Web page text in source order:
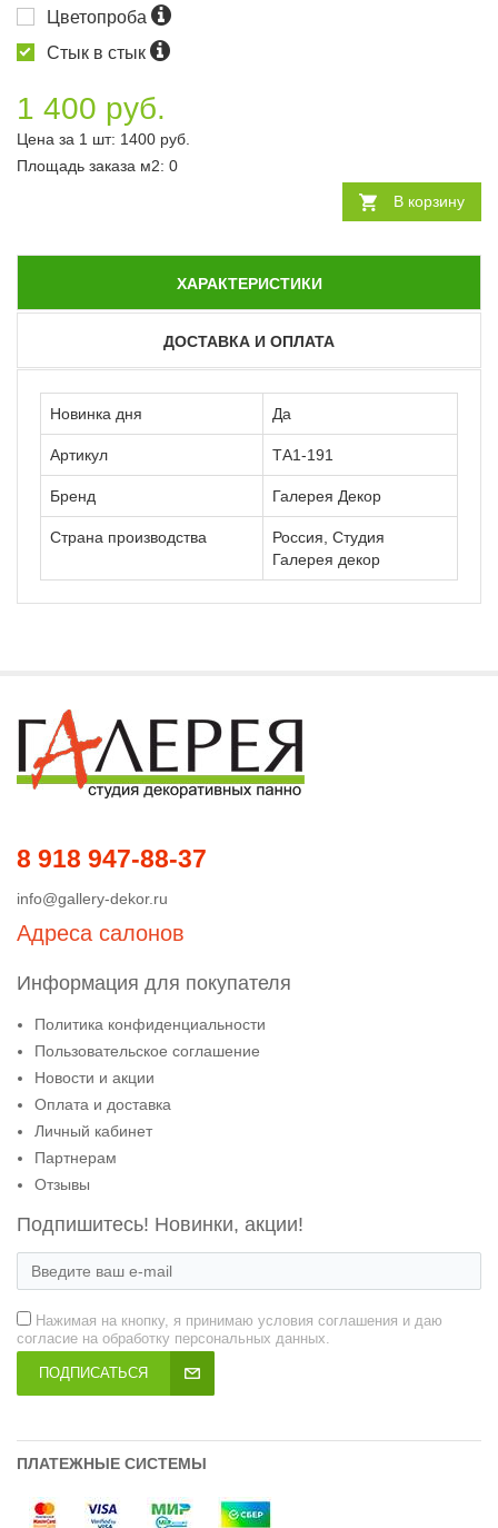
Цветопроба
Стык в стык
1 400 руб.
Цена за 1 шт: 1400 руб.
Площадь заказа м2: 0
В корзину
ХАРАКТЕРИСТИКИ
ДОСТАВКА И ОПЛАТА
Новинка дня Да
Артикул ТА1-191
Бренд Галерея Декор
Страна производства
Россия, Студия
Галерея декор
8 918 947-88-37
info@gallery-dekor.ru
Адреса салонов
Информация для покупателя
Политика конфиденциальности
Пользовательское соглашение
Новости и акции
Оплата и доставка
Личный кабинет
Партнерам
Отзывы
Подпишитесь! Новинки, акции!
Нажимая на кнопку, я принимаю условия соглашения и даю
согласие на обработку персональных данных.
ПОДПИСАТЬСЯ
ПЛАТЕЖНЫЕ СИСТЕМЫ